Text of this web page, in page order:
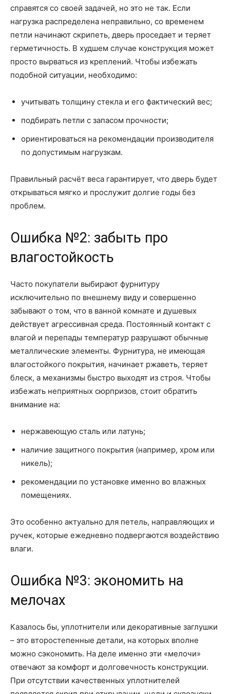
справятся со своей задачей, но это не так. Если
нагрузка распределена неправильно, со временем
петли начинают скрипеть, дверь проседает и теряет
герметичность. В худшем случае конструкция может
просто вырваться из креплений. Чтобы избежать
подобной ситуации, необходимо:
учитывать толщину стекла и его фактический вес;
подбирать петли с запасом прочности;
ориентироваться на рекомендации производителя
по допустимым нагрузкам.
Правильный расчёт веса гарантирует, что дверь будет
открываться мягко и прослужит долгие годы без
проблем.
Ошибка №2: забыть про
влагостойкость
Часто покупатели выбирают фурнитуру
исключительно по внешнему виду и совершенно
забывают о том, что в ванной комнате и душевых
действует агрессивная среда. Постоянный контакт с
влагой и перепады температур разрушают обычные
металлические элементы. Фурнитура, не имеющая
влагостойкого покрытия, начинает ржаветь, теряет
блеск, а механизмы быстро выходят из строя. Чтобы
избежать неприятных сюрпризов, стоит обратить
внимание на:
нержавеющую сталь или латунь;
наличие защитного покрытия (например, хром или
никель);
рекомендации по установке именно во влажных
помещениях.
Это особенно актуально для петель, направляющих и
ручек, которые ежедневно подвергаются воздействию
влаги.
Ошибка №3: экономить на
мелочах
Казалось бы, уплотнители или декоративные заглушки
– это второстепенные детали, на которых вполне
можно сэкономить. На деле именно эти «мелочи»
отвечают за комфорт и долговечность конструкции.
При отсутствии качественных уплотнителей